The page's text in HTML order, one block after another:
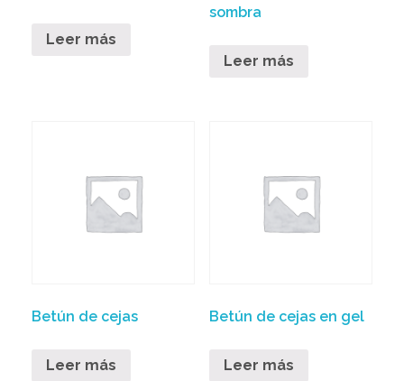
Leer más
sombra
Leer más
Betún de cejas
Leer más
Betún de cejas en gel
Leer más